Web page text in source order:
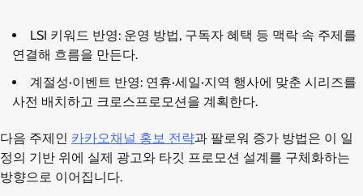
LSI 키워드 반영: 운영 방법, 구독자 혜택 등 맥락 속 주제를
연결해 흐름을 만든다.
계절성·이벤트 반영: 연휴·세일·지역 행사에 맞춘 시리즈를
사전 배치하고 크로스프로모션을 계획한다.
다음 주제인 카카오채널 홍보 전략과 팔로워 증가 방법은 이 일
정의 기반 위에 실제 광고와 타깃 프로모션 설계를 구체화하는
방향으로 이어집니다.